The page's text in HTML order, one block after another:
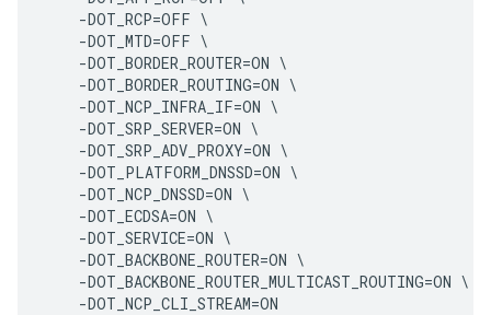
    -DOT_RCP=OFF \
    -DOT_MTD=OFF \
    -DOT_BORDER_ROUTER=ON \
    -DOT_BORDER_ROUTING=ON \
    -DOT_NCP_INFRA_IF=ON \
    -DOT_SRP_SERVER=ON \
    -DOT_SRP_ADV_PROXY=ON \
    -DOT_PLATFORM_DNSSD=ON \
    -DOT_NCP_DNSSD=ON \
    -DOT_ECDSA=ON \
    -DOT_SERVICE=ON \
    -DOT_BACKBONE_ROUTER=ON \
    -DOT_BACKBONE_ROUTER_MULTICAST_ROUTING=ON \
    -DOT_NCP_CLI_STREAM=ON